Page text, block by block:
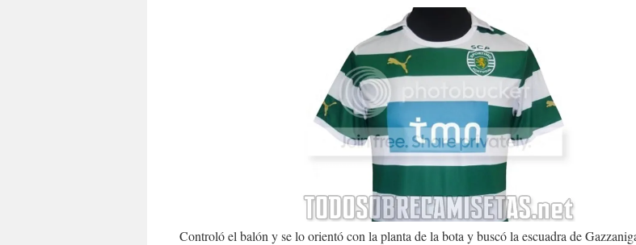
Controló el balón y se lo orientó con la planta de la bota y buscó la escuadra de